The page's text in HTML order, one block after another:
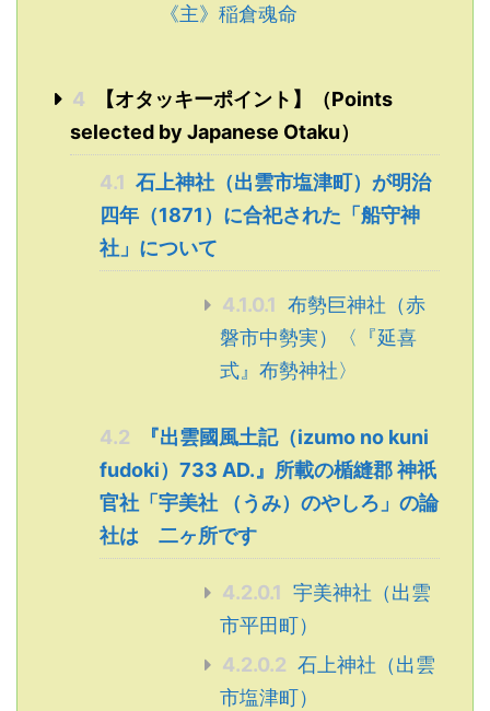
《主》稲倉魂命
4
【オタッキーポイント】（Points
selected by Japanese Otaku）
4.1 石上神社（出雲市塩津町）が明治
四年（1871）に合祀された「船守神
社」について
4.1.0.1 布勢巨神社（赤
磐市中勢実）〈『延喜
式』布勢神社〉
4.2
『出雲國風土記（izumo no kuni
fudoki）733 AD.』所載の楯縫郡 神祇
官社「宇美社 （うみ）のやしろ」の論
社は 二ヶ所です
4.2.0.1 宇美神社（出雲
市平田町）
4.2.0.2 石上神社（出雲
市塩津町）